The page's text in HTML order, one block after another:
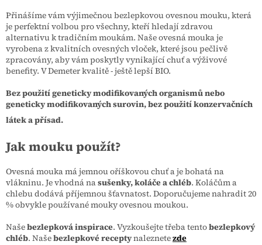
Přinášíme vám výjimečnou bezlepkovou ovesnou mouku, která
je perfektní volbou pro všechny, kteří hledají zdravou
alternativu k tradičním moukám. Naše ovesná mouka je
vyrobena z kvalitních ovesných vloček, které jsou pečlivě
zpracovány, aby vám poskytly vynikající chuť a výživové
benefity. V Demeter kvalitě - ještě lepší BIO.
Bez použití geneticky modifikovaných organismů nebo
geneticky modifikovaných surovin, bez použití konzervačních
látek a přísad.
Jak mouku použít?
Ovesná mouka má jemnou oříškovou chuť a je bohatá na
vlákninu. Je vhodná nasušenky, koláče a chléb. Koláčům a
chlebu dodává příjemnou šťavnatost. Doporučujeme nahradit 20
% obvykle používané mouky ovesnou moukou.
Našebezlepková inspirace. Vyzkoušejte třeba tentobezlepkový
chléb. Našebezlepkové receptynaleznetezde